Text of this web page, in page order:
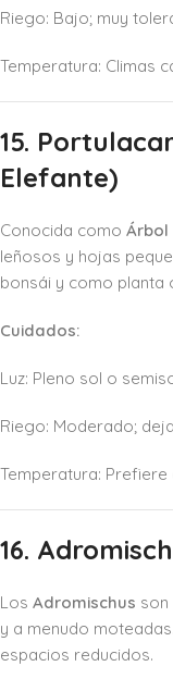
Riego: Bajo; muy
Temperatura: Climas
15.
Elefante)
Conocida como Árbol
leñosos y hojas
bonsái y como planta
Cuidados:
Luz: Pleno sol o
Riego: Moderado;
Temperatura:
16.
Los Adromischus son
y a menudo
espacios reducidos.